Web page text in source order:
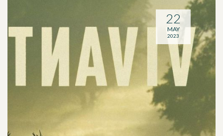
22
MAY
2023